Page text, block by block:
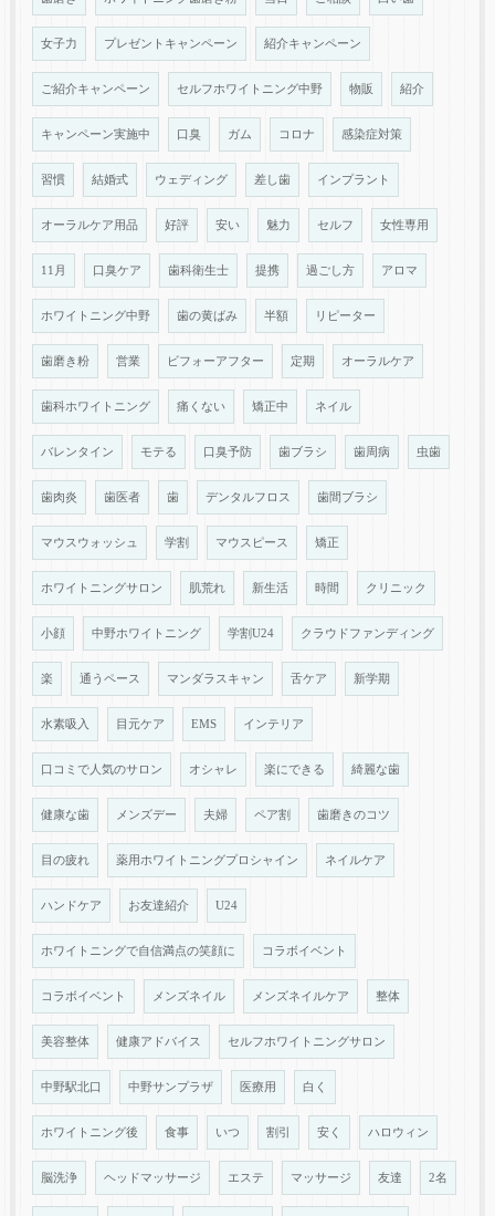
女子力 プレゼントキャンペーン 紹介キャンペーン
ご紹介キャンペーン セルフホワイトニング中野 物販 紹介
キャンペーン実施中 口臭 ガム コロナ 感染症対策
習慣 結婚式 ウェディング 差し歯 インプラント
オーラルケア用品 好評 安い 魅力 セルフ 女性専用
11月 口臭ケア 歯科衛生士 提携 過ごし方 アロマ
ホワイトニング中野 歯の黄ばみ 半額 リピーター
歯磨き粉 営業 ビフォーアフター 定期 オーラルケア
歯科ホワイトニング 痛くない 矯正中 ネイル
バレンタイン モテる 口臭予防 歯ブラシ 歯周病 虫歯
歯肉炎 歯医者 歯 デンタルフロス 歯間ブラシ
マウスウォッシュ 学割 マウスピース 矯正
ホワイトニングサロン 肌荒れ 新生活 時間 クリニック
小顔 中野ホワイトニング 学割U24 クラウドファンディング
楽 通うペース マンダラスキャン 舌ケア 新学期
水素吸入 目元ケア EMS インテリア
口コミで人気のサロン オシャレ 楽にできる 綺麗な歯
健康な歯 メンズデー 夫婦 ペア割 歯磨きのコツ
目の疲れ 薬用ホワイトニングプロシャイン ネイルケア
ハンドケア お友達紹介 U24
ホワイトニングで自信満点の笑顔に コラボイベント
コラボイベント メンズネイル メンズネイルケア 整体
美容整体 健康アドバイス セルフホワイトニングサロン
中野駅北口 中野サンプラザ 医療用 白く
ホワイトニング後 食事 いつ 割引 安く ハロウィン
脳洗浄 ヘッドマッサージ エステ マッサージ 友達 2名